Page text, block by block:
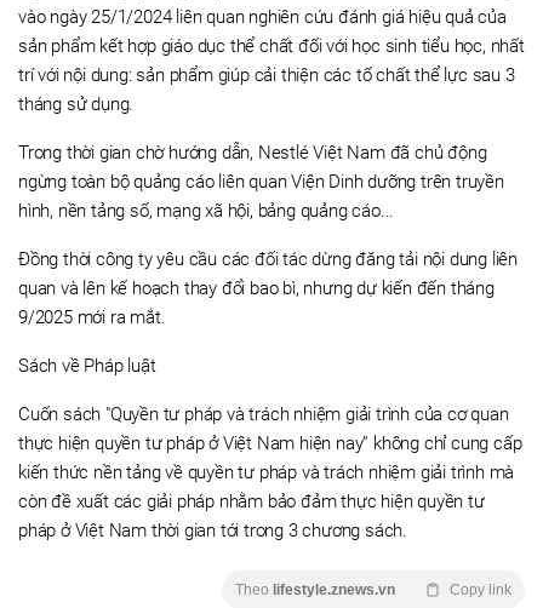
vào ngày 25/1/2024 liên quan nghiên cứu đánh giá hiệu quả của
sản phẩm kết hợp giáo dục thể chất đối với học sinh tiểu học, nhất
trí với nội dung: sản phẩm giúp cải thiện các tố chất thể lực sau 3
tháng sử dụng.
Trong thời gian chờ hướng dẫn, Nestlé Việt Nam đã chủ động
ngừng toàn bộ quảng cáo liên quan Viện Dinh dưỡng trên truyền
hình, nền tảng số, mạng xã hội, bảng quảng cáo...
Đồng thời công ty yêu cầu các đối tác dừng đăng tải nội dung liên
quan và lên kế hoạch thay đổi bao bì, nhưng dự kiến đến tháng
9/2025 mới ra mắt.
Sách về Pháp luật
Cuốn sách "Quyền tư pháp và trách nhiệm giải trình của cơ quan
thực hiện quyền tư pháp ở Việt Nam hiện nay” không chỉ cung cấp
kiến thức nền tảng về quyền tư pháp và trách nhiệm giải trình mà
còn đề xuất các giải pháp nhằm bảo đảm thực hiện quyền tư
pháp ở Việt Nam thời gian tới trong 3 chương sách.
Theo lifestyle.znews.vn Copy link